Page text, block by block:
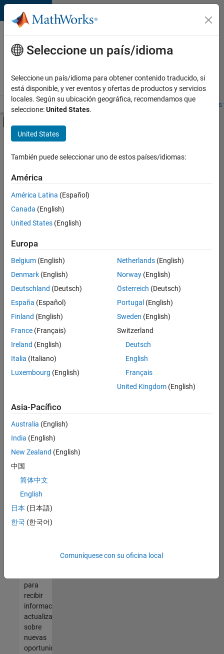
Saltar al contenido
Ofertas
de
empleo
MathWorks
Visión general Búsqueda de empleo Oficinas locales
Contenido principal
FILTRADO POR
Education Marketing
Actualmente
no
puestos
disponibles
que
se
correspondan
con
sus
criterios
de
búsqueda.
Pruebe
ampliar
su
todos
empleos.
Si aun
así no
ninguna
vacante
que se
a sus
cualificaciones,
para
recibir
información
actualizada
sobre
nuevas
oportunidades
Seleccione un país/idioma
Seleccione un país/idioma para obtener contenido traducido, si
está disponible, y ver eventos y ofertas de productos y servicios
locales. Según su ubicación geográfica, recomendamos que
seleccione:United States.
United States
También puede seleccionar uno de estos países/idiomas:
América
América Latina (Español)
Canada (English)
United States (English)
Europa
Belgium (English)
Denmark (English)
Deutschland (Deutsch)
España (Español)
Finland (English)
France (Français)
Ireland (English)
Italia (Italiano)
Luxembourg (English)
Netherlands(English)
Norway(English)
Österreich (Deutsch)
Portugal (English)
Sweden (English)
Switzerland
Deutsch
English
Français
United Kingdom(English)
Asia-Pacífico
Australia (English)
India (English)
New Zealand (English)
中国
简体中文
English
日本 (日本語)
한국 (한국어)
Comuníquese con su oficina local